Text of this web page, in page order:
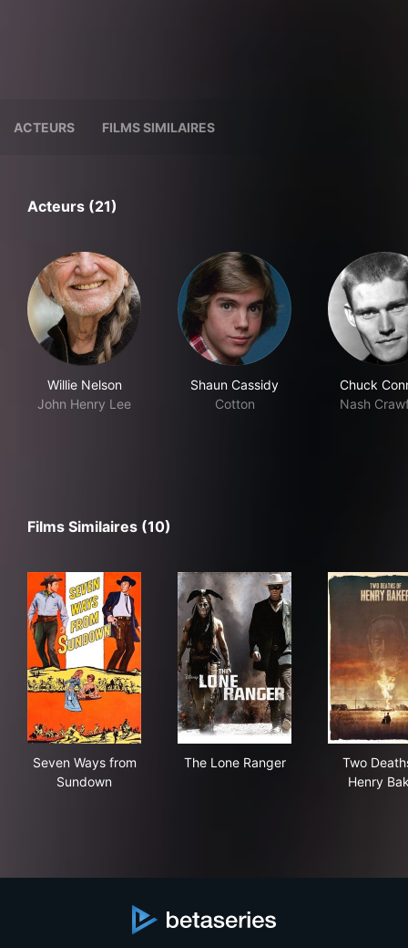
ACTEURS FILMS SIMILAIRES
Acteurs (21)
Willie Nelson
John Henry Lee
Shaun Cassidy
Cotton
Chuck
Nash
Films Similaires (10)
Seven Ways from
Sundown
The Lone Ranger
Two
Henry